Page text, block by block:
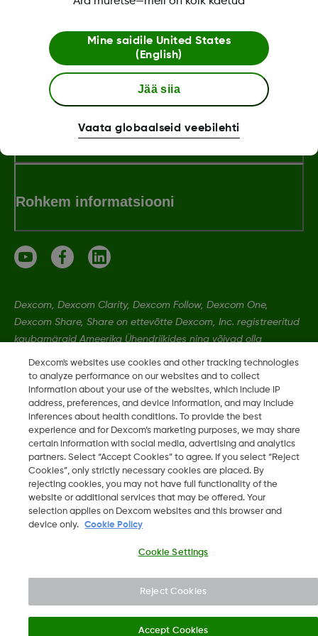
Dexcom ONE+ pood
Dexcomi teave
Rohkem informatsiooni
Dexcom, Dexcom Clarity, Dexcom Follow, Dexcom One,
Dexcom Share, Share on ettevõtte Dexcom, Inc. registreeritud
kaubamärgid Ameerika Ühendriikides ning võivad olla
LBL020901 Rev002
2026 2024 Dexcom, Inc. Kõik õigused on kaitstud.
EE
Muuda piirkonda
Dexcom's websites use cookies and other tracking technologies
to analyze performance on our websites and to collect
information about your use of the websites, which include IP
address, preferences, and device information, and may include
inferences about health conditions. To provide the best
experience and for Dexcom’s marketing purposes, we may share
certain information with social media, advertising and analytics
partners. Select “Accept Cookies” to agree. If you select “Reject
Cookies”, only strictly necessary cookies are placed. By
rejecting cookies, you may not have full functionality of the
website or additional services that may be offered. Your
selection applies on Dexcom websites and this browser and
device only.
Cookie Policy
Cookie Settings
Reject Cookies
Accept Cookies
Mine saidile United States
(English)
Jää siia
Vaata globaalseid veebilehti